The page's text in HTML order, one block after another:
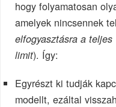
hogy folyamatosan
amelyek nincsennek
elfogyasztásra a
limit). Így:
Egyrészt ki tudják
modellt, ezáltal